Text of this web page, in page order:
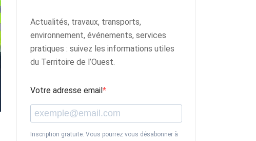
Actualités, travaux, transports,
environnement, événements, services
pratiques : suivez les informations utiles
du Territoire de l’Ouest.
Votre adresse email
Inscription gratuite. Vous pourrez vous désabonner à